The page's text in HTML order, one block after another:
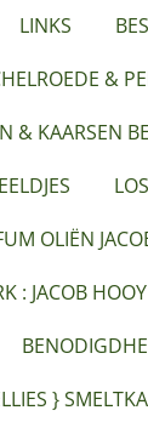
LINKS
&
& KAARSEN
OLIËN
: JACOB HOOY
}